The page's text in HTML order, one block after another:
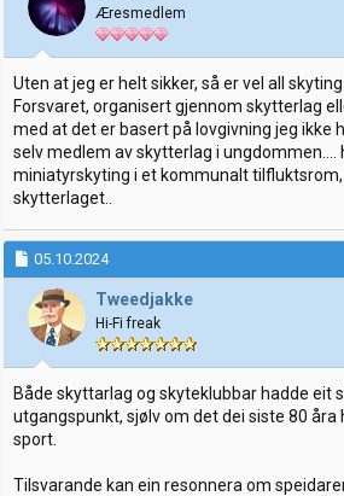
Æresmedlem
Uten at jeg er helt sikker, så er vel all
Forsvaret, organisert gjennom skytterlag
med at det er basert på lovgivning jeg ikke
selv medlem av skytterlag i ungdommen....
miniatyrskyting i et kommunalt
skytterlaget..
05.10.2024
Tweedjakke
Hi-Fi freak
Både skyttarlag og skyteklubbar hadde eit
utgangspunkt, sjølv om det dei siste 80 åra
sport.
Tilsvarande kan ein resonnera om